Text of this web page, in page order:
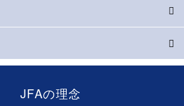
JFAの理念